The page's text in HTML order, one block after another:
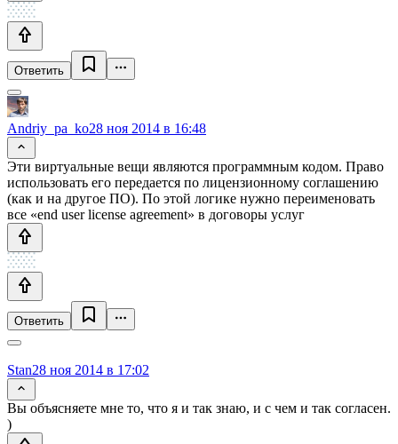
Ответить
Andriy_pa_ko28 ноя 2014 в 16:48
Эти виртуальные вещи являются программным кодом. Право
использовать его передается по лицензионному соглашению
(как и на другое ПО). По этой логике нужно переименовать
все «end user license agreement» в договоры услуг
Ответить
Stan28 ноя 2014 в 17:02
Вы объясняете мне то, что я и так знаю, и с чем и так согласен.
)